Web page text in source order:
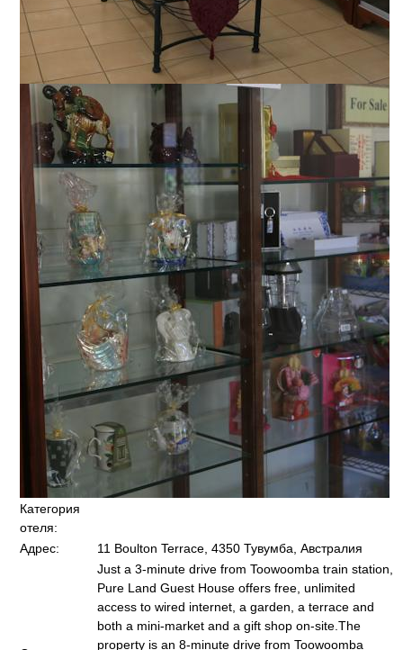
Категория
отеля:
Адрес:
11 Boulton Terrace, 4350 Тувумба, Австралия
Just a 3-minute drive from Toowoomba train station,
Pure Land Guest House offers free, unlimited
access to wired internet, a garden, a terrace and
both a mini-market and a gift shop on-site.The
property is an 8-minute drive from Toowoomba